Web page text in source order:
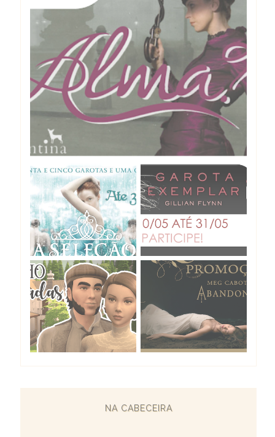
NA CABECEIRA